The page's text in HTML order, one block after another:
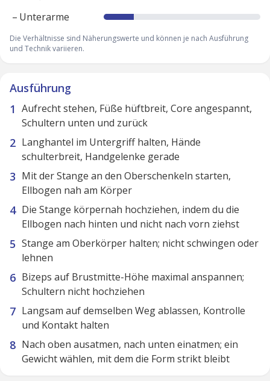
– Unterarme
Die Verhältnisse sind Näherungswerte und können je nach Ausführung
und Technik variieren.
Ausführung
Aufrecht stehen, Füße hüftbreit, Core angespannt,
Schultern unten und zurück
Langhantel im Untergriff halten, Hände
schulterbreit, Handgelenke gerade
Mit der Stange an den Oberschenkeln starten,
Ellbogen nah am Körper
Die Stange körpernah hochziehen, indem du die
Ellbogen nach hinten und nicht nach vorn ziehst
Stange am Oberkörper halten; nicht schwingen oder
lehnen
Bizeps auf Brustmitte-Höhe maximal anspannen;
Schultern nicht hochziehen
Langsam auf demselben Weg ablassen, Kontrolle
und Kontakt halten
Nach oben ausatmen, nach unten einatmen; ein
Gewicht wählen, mit dem die Form strikt bleibt